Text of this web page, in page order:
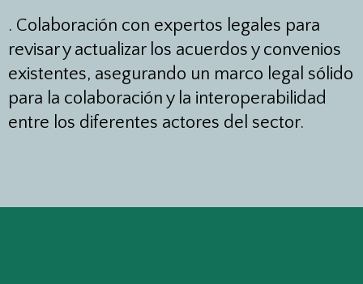
. Colaboración con expertos legales para
revisar y actualizar los acuerdos y convenios
existentes, asegurando un marco legal sólido
para la colaboración y la interoperabilidad
entre los diferentes actores del sector.